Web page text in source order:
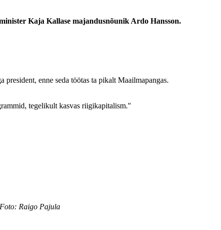
Kaja Kallase majandusnõunik Ardo Hansson.
enne seda töötas ta pikalt Maailmapangas.
tegelikult kasvas riigikapitalism."
Foto: Raigo Pajula